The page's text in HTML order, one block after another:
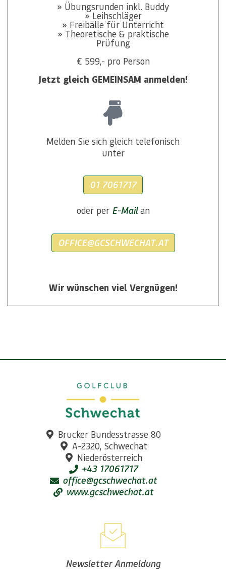
» Übungsrunden inkl. Buddy
» Leihschläger
» Freibälle für Unterricht
» Theoretische & praktische
Prüfung
€ 599,- pro Person
Jetzt gleich GEMEINSAM anmelden!
Melden Sie sich gleich telefonisch
unter
01 7061717
oder per E-Mailan
OFFICE@GCSCHWECHAT.AT
Wir wünschen viel Vergnügen!
Brucker Bundesstrasse 80
A-2320, Schwechat
Niederösterreich
+43 17061717
office@gcschwechat.at
www.gcschwechat.at
Newsletter Anmeldung